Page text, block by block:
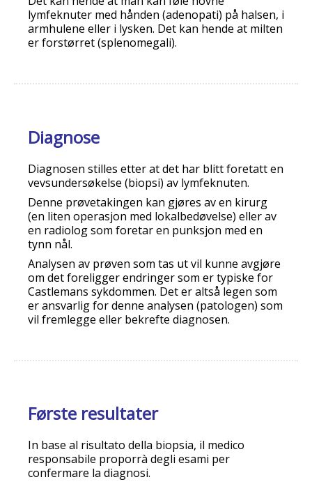
lymfeknuter med hånden (adenopati) på halsen, i
armhulene eller i lysken. Det kan hende at milten
er forstørret (splenomegali).
Diagnose
Diagnosen stilles etter at det har blitt foretatt en
vevsundersøkelse (biopsi) av lymfeknuten.
Denne prøvetakingen kan gjøres av en kirurg
(en liten operasjon med lokalbedøvelse) eller av
en radiolog som foretar en punksjon med en
tynn nål.
Analysen av prøven som tas ut vil kunne avgjøre
om det foreligger endringer som er typiske for
Castlemans sykdommen. Det er altså legen som
er ansvarlig for denne analysen (patologen) som
vil fremlegge eller bekrefte diagnosen.
Første resultater
In base al risultato della biopsia, il medico
responsabile proporrà degli esami per
confermare la diagnosi.